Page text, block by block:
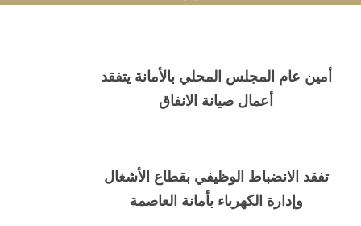
أمين عام المجلس المحلي بالأمانة يتفقد
أعمال صيانة الانفاق
تفقد الانضباط الوظيفي بقطاع الأشغال
وإدارة الكهرباء بأمانة العاصمة